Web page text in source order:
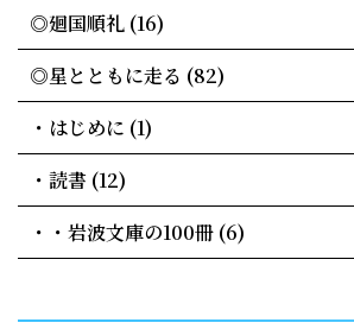
◎廻国順礼 (16)
◎星とともに走る (82)
・はじめに (1)
・読書 (12)
・・岩波文庫の100冊 (6)